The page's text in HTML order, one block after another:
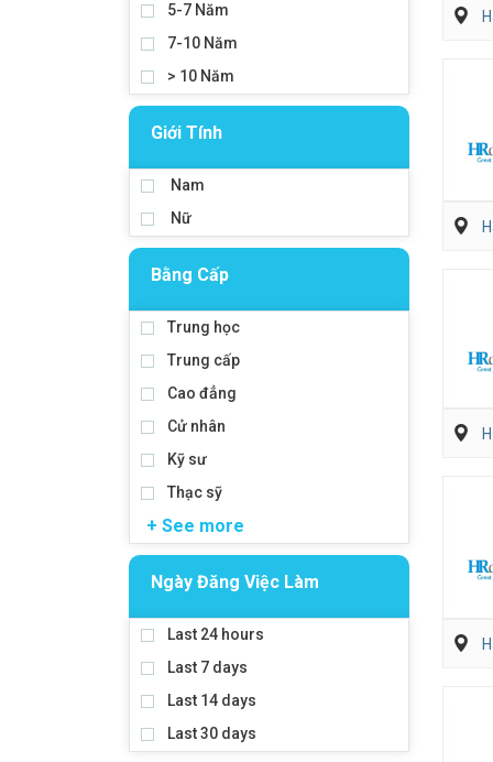
5-7 Năm
7-10 Năm
> 10 Năm
Giới Tính
Nam
Nữ
Bằng Cấp
Trung học
Trung cấp
Cao đẳng
Cử nhân
Kỹ sư
Thạc sỹ
+ See more
Ngày Đăng Việc Làm
Last 24 hours
Last 7 days
Last 14 days
Last 30 days